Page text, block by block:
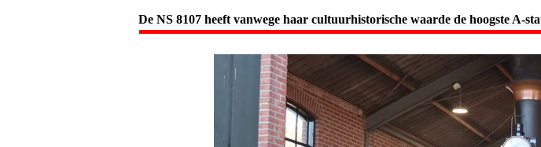
De NS 8107 heeft vanwege haar cultuurhistorische waarde de hoogste A-